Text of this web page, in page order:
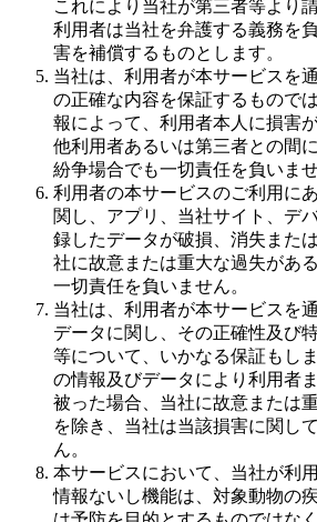
これにより当社が第三者等より
利用者は当社を弁護する義務を
害を補償するものとします。
当社は、利用者が本サービスを
の正確な内容を保証するもので
報によって、利用者本人に損害
他利用者あるいは第三者との間
紛争場合でも一切責任を負いませ
利用者の本サービスのご利用に
関し、アプリ、当社サイト、デ
録したデータが破損、消失また
社に故意または重大な過失があ
一切責任を負いません。
当社は、利用者が本サービスを
データに関し、その正確性及び
等について、いかなる保証もし
の情報及びデータにより利用者
被った場合、当社に故意または
を除き、当社は当該損害に関し
ん。
本サービスにおいて、当社が利
情報ないし機能は、対象動物の